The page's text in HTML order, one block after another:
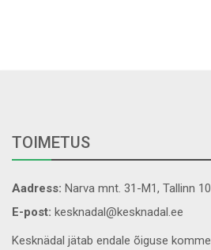
TOIMETUS
Aadress: Narva mnt. 31-M1, Tallinn
E-post: kesknadal@kesknadal.ee
Kesknädal jätab endale õiguse